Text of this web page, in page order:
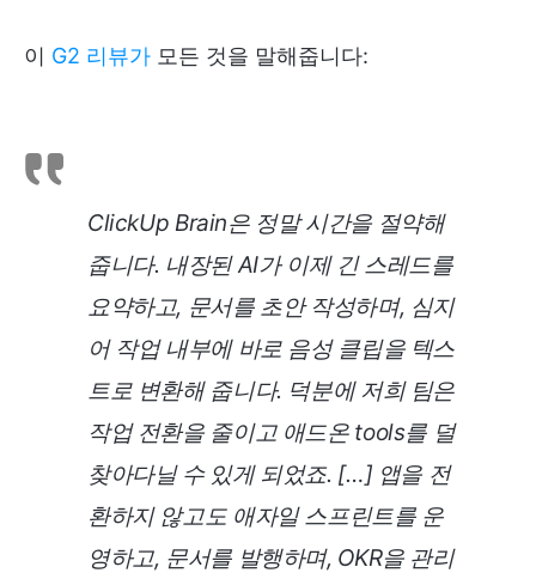
이 G2 리뷰가 모든 것을 말해줍니다:
ClickUp Brain은 정말 시간을 절약해
줍니다. 내장된 AI가 이제 긴 스레드를
요약하고, 문서를 초안 작성하며, 심지
어 작업 내부에 바로 음성 클립을 텍스
트로 변환해 줍니다. 덕분에 저희 팀은
작업 전환을 줄이고 애드온 tools를 덜
찾아다닐 수 있게 되었죠. […] 앱을 전
환하지 않고도 애자일 스프린트를 운
영하고, 문서를 발행하며, OKR을 관리